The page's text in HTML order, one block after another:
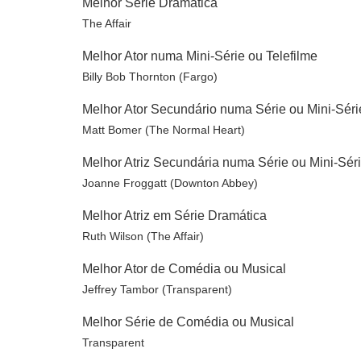
The Affair
Melhor Ator numa Mini-Série ou Telefilme
Billy Bob Thornton (Fargo)
Melhor Ator Secundário numa Série ou Mini-
Matt Bomer (The Normal Heart)
Melhor Atriz Secundária numa Série ou Mini-
Joanne Froggatt (Downton Abbey)
Melhor Atriz em Série Dramática
Ruth Wilson (The Affair)
Melhor Ator de Comédia ou Musical
Jeffrey Tambor (Transparent)
Melhor Série de Comédia ou Musical
Transparent